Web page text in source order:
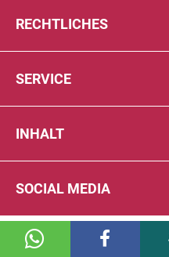
RECHTLICHES
SERVICE
INHALT
SOCIAL MEDIA
© 2026 DIE PTA IN DER